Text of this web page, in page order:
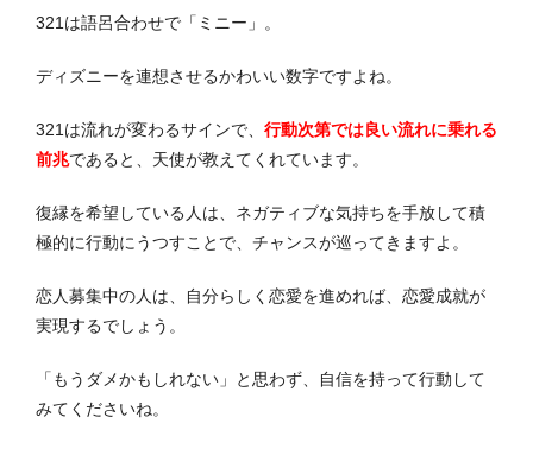
321は語呂合わせで「ミニー」。
ディズニーを連想させるかわいい数字ですよね。
321は流れが変わるサインで、 行動次第では良い流れに乗れる
前兆であると、天使が教えてくれています。
復縁を希望している人は、ネガティブな気持ちを手放して積
極的に行動にうつすことで、チャンスが巡ってきますよ。
恋人募集中の人は、自分らしく恋愛を進めれば、恋愛成就が
実現するでしょう。
「もうダメかもしれない」と思わず、自信を持って行動して
みてくださいね。